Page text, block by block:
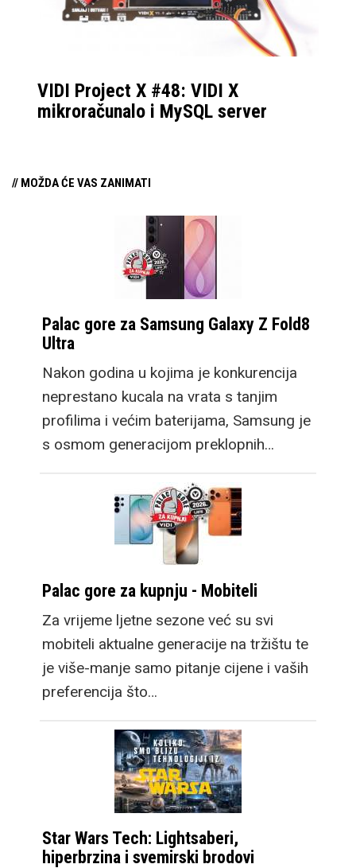
VIDI Project X #48: VIDI X
mikroračunalo i MySQL server
// MOŽDA ĆE VAS ZANIMATI
Palac gore za Samsung Galaxy Z Fold8
Ultra
Nakon godina u kojima je konkurencija
neprestano kucala na vrata s tanjim
profilima i većim baterijama, Samsung je
s osmom generacijom preklopnih…
Palac gore za kupnju - Mobiteli
Za vrijeme ljetne sezone već su svi
mobiteli aktualne generacije na tržištu te
je više-manje samo pitanje cijene i vaših
preferencija što…
Star Wars Tech: Lightsaberi,
hiperbrzina i svemirski brodovi